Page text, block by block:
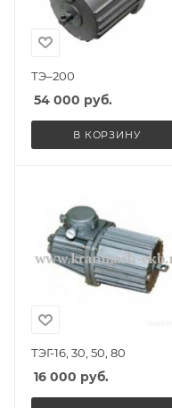
ТЭ–200
54 000 руб.
В КОРЗИНУ
ТЭГ-16, 30, 50, 80
16 000 руб.